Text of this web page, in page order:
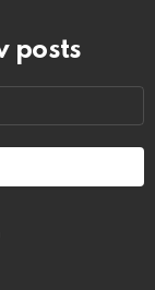
posts